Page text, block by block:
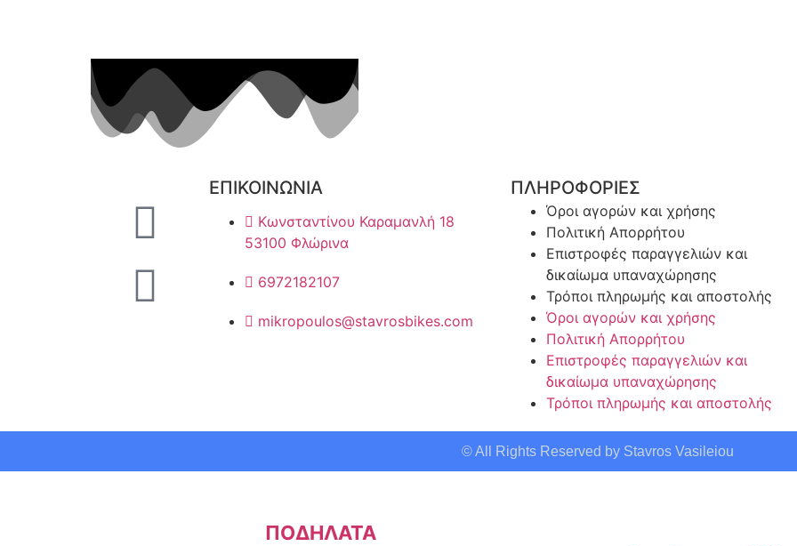
ΕΠΙΚΟΙΝΩΝΙΑ
Κωνσταντίνου Καραμανλή 18
53100 Φλώρινα
6972182107
mikropoulos@stavrosbikes.com
ΠΛΗΡΟΦΟΡΙΕΣ
Όροι αγορών και χρήσης
Πολιτική Απορρήτου
Επιστροφές παραγγελιών και
δικαίωμα υπαναχώρησης
Τρόποι πληρωμής και αποστολής
Όροι αγορών και χρήσης
Πολιτική Απορρήτου
Επιστροφές παραγγελιών και
δικαίωμα υπαναχώρησης
Τρόποι πληρωμής και αποστολής
© All Rights Reserved by Stavros Vasileiou
ΠΟΔΗΛΑΤΑ